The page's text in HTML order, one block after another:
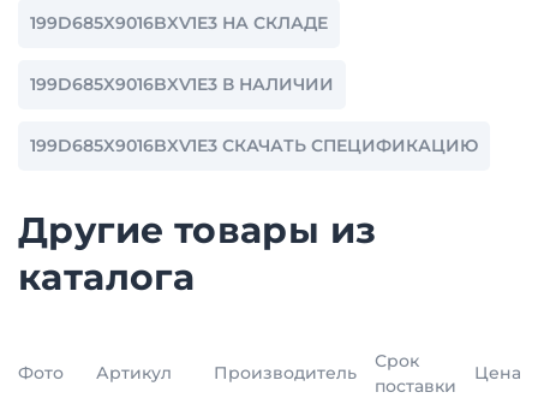
199D685X9016BXV1E3 НА СКЛАДЕ
199D685X9016BXV1E3 В НАЛИЧИИ
199D685X9016BXV1E3 СКАЧАТЬ СПЕЦИФИКАЦИЮ
Другие товары из
каталога
Фото Артикул Производитель
Срок
поставки
Цена